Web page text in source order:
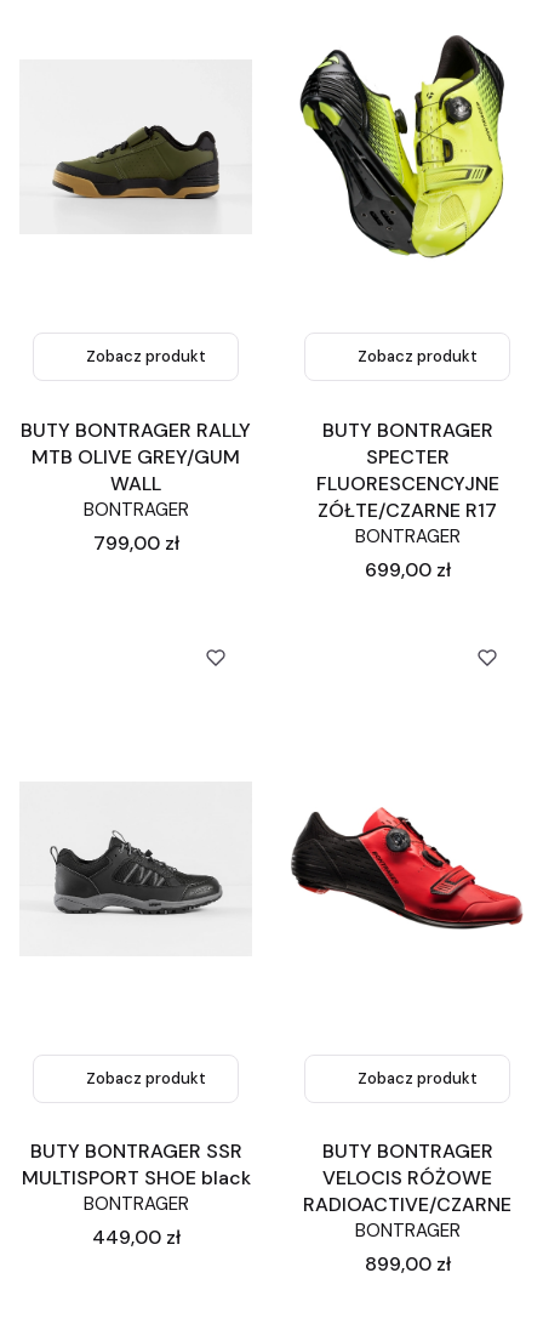
Zobacz produkt
BUTY BONTRAGER RALLY
MTB OLIVE GREY/GUM
WALL
BONTRAGER
Cena
799,00 zł
Zobacz produkt
BUTY BONTRAGER
SPECTER
FLUORESCENCYJNE
ZÓŁTE/CZARNE R17
BONTRAGER
Cena
699,00 zł
Zobacz produkt
BUTY BONTRAGER SSR
MULTISPORT SHOE black
BONTRAGER
Cena
449,00 zł
Zobacz produkt
BUTY BONTRAGER
VELOCIS RÓŻOWE
RADIOACTIVE/CZARNE
BONTRAGER
Cena
899,00 zł